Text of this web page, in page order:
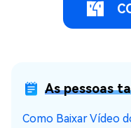
As pessoas
Como Baixar Vídeo